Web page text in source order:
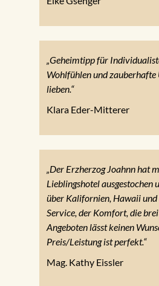
„Geheimtipp für
Wohlfühlen und zauberhafte
lieben.“
Klara Eder-Mitterer
„Der Erzherzog Joahnn hat
Lieblingshotel ausgestochen
über Kalifornien, Hawaii und
Service, der Komfort, die
Angeboten lässt keinen
Preis/Leistung ist perfekt.“
Mag. Kathy Eissler